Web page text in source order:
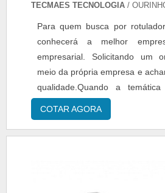
TECMAES TECNOLOGIA /
Para quem busca por
conhecerá a melhor
empresarial. Solicitando um
meio da própria empresa e
qualidade.Quando a temática
automática, com os profissionais
cliente conseguirá excelente
COTAR AGORA